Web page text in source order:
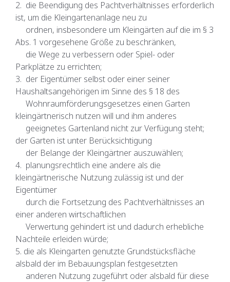
2. die Beendigung des Pachtverhältnisses erforderlich
ist, um die Kleingartenanlage neu zu
ordnen, insbesondere um Kleingärten auf die im § 3
Abs. 1 vorgesehene Größe zu beschränken,
die Wege zu verbessern oder Spiel- oder
Parkplätze zu errichten;
3. der Eigentümer selbst oder einer seiner
Haushaltsangehörigen im Sinne des § 18 des
Wohnraumförderungsgesetzes einen Garten
kleingärtnerisch nutzen will und ihm anderes
geeignetes Gartenland nicht zur Verfügung steht;
der Garten ist unter Berücksichtigung
der Belange der Kleingärtner auszuwählen;
4. planungsrechtlich eine andere als die
kleingärtnerische Nutzung zulässig ist und der
Eigentümer
durch die Fortsetzung des Pachtverhältnisses an
einer anderen wirtschaftlichen
Verwertung gehindert ist und dadurch erhebliche
Nachteile erleiden würde;
5. die als Kleingarten genutzte Grundstücksfläche
alsbald der im Bebauungsplan festgesetzten
anderen Nutzung zugeführt oder alsbald für diese